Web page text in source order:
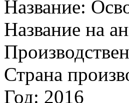
Название:
Название на
Страна
Год: 2016